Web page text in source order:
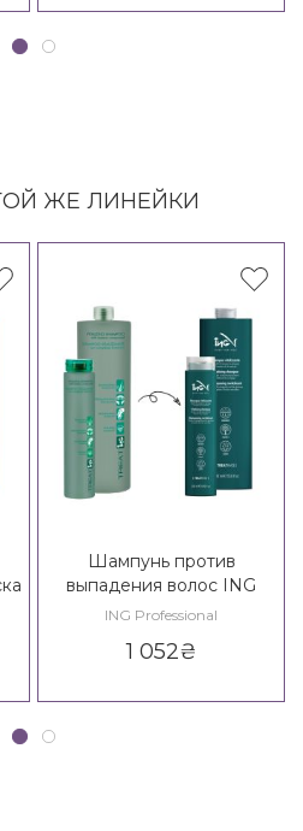
ЖЕ ЛИНЕЙКИ
Шампунь против
выпадения волос ING
Treating Vitalizing Shampoo
ING Professional
1 052₴